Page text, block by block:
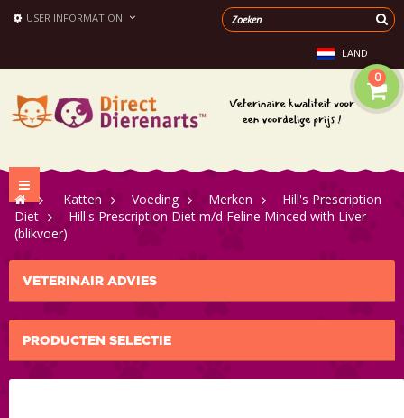
USER INFORMATION
LAND
0
Toggle
navigation
> Katten > Voeding > Merken >
Hill's Prescription
Diet >
Hill's Prescription Diet m/d Feline Minced with Liver
(blikvoer)
VETERINAIR ADVIES
PRODUCTEN SELECTIE